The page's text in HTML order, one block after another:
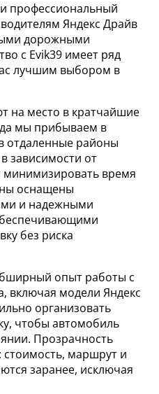
профессиональный
Яндекс Драйв
дорожными
с Evik39 имеет ряд
лучшим выбором в
на место в кратчайшие
мы прибываем в
отдаленные районы
зависимости от
минимизировать время
оснащены
и надежными
без риска
опыт работы с
включая модели Яндекс
организовать
чтобы автомобиль
Прозрачность
маршрут и
заранее, исключая